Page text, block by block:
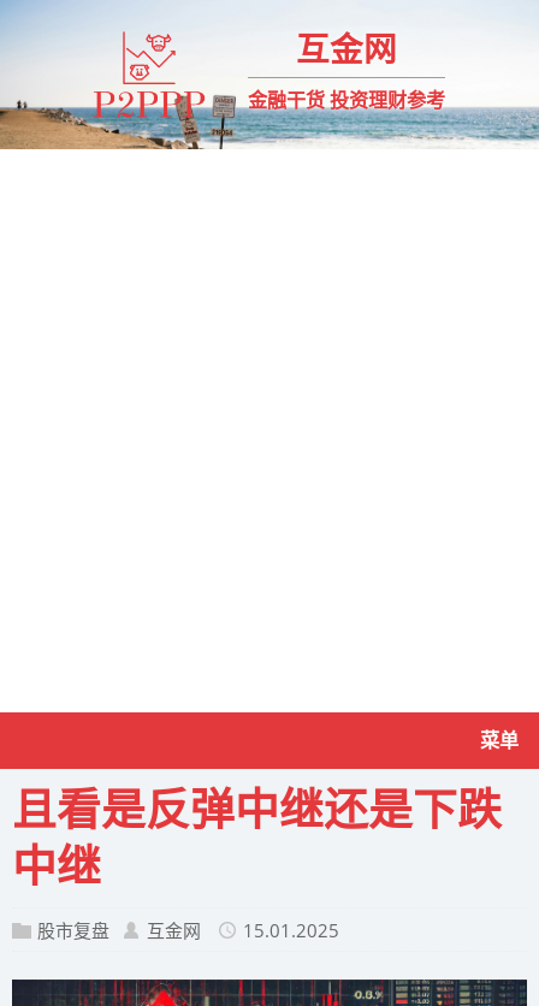
互金网
金融干货 投资理财参考
菜单
且看是反弹中继还是下跌
中继
股市复盘 互金网 15.01.2025